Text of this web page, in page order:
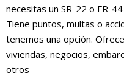
necesitas un SR-22 o FR-
Tiene puntos, multas o
tenemos una opción.
viviendas, negocios,
otros